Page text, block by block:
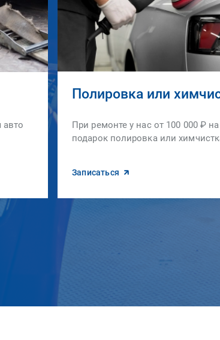
авто
Полировка или
При ремонте у нас от 100 000 ₽
подарок полировка или
Записаться